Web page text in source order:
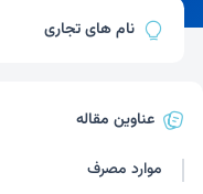
نام های تجاری
آریلیا
عناوین مقاله
موارد مصرف